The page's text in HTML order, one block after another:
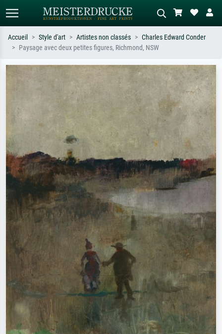
Recherchez par artiste, titre ou style –
ex. Monet, Nuit étoilée,
impressionnisme, vague de Hokusai,
Décrivez la scène – ex. prairie verte,
abstrait avec beaucoup de rouge,
tableau sombre, nu debout près d'un
arbre.
Accueil Style d'art Artistes non classés
Charles Edward Conder
Paysage avec deux petites figures, Richmond, NSW